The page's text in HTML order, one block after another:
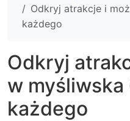
Odkryj atrakcje i
każdego
Odkryj
w myśliwska
każdego